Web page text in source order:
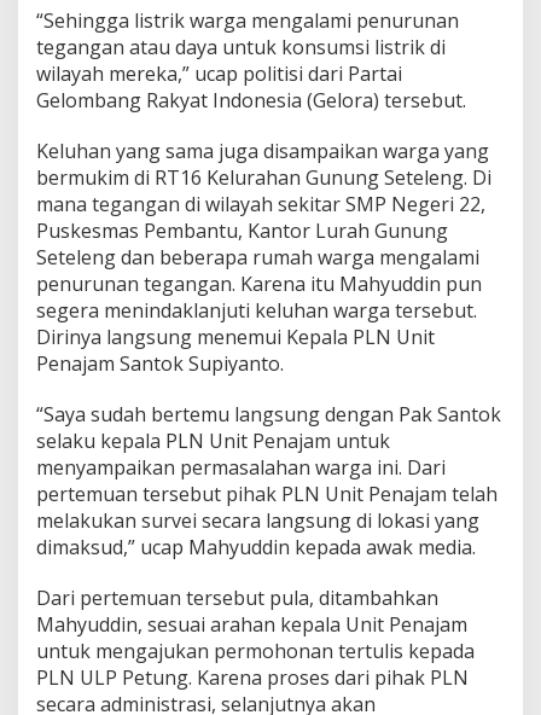
“Sehingga listrik warga mengalami penurunan
tegangan atau daya untuk konsumsi listrik di
wilayah mereka,” ucap politisi dari Partai
Gelombang Rakyat Indonesia (Gelora) tersebut.
Keluhan yang sama juga disampaikan warga yang
bermukim di RT16 Kelurahan Gunung Seteleng. Di
mana tegangan di wilayah sekitar SMP Negeri 22,
Puskesmas Pembantu, Kantor Lurah Gunung
Seteleng dan beberapa rumah warga mengalami
penurunan tegangan. Karena itu Mahyuddin pun
segera menindaklanjuti keluhan warga tersebut.
Dirinya langsung menemui Kepala PLN Unit
Penajam Santok Supiyanto.
“Saya sudah bertemu langsung dengan Pak Santok
selaku kepala PLN Unit Penajam untuk
menyampaikan permasalahan warga ini. Dari
pertemuan tersebut pihak PLN Unit Penajam telah
melakukan survei secara langsung di lokasi yang
dimaksud,” ucap Mahyuddin kepada awak media.
Dari pertemuan tersebut pula, ditambahkan
Mahyuddin, sesuai arahan kepala Unit Penajam
untuk mengajukan permohonan tertulis kepada
PLN ULP Petung. Karena proses dari pihak PLN
secara administrasi, selanjutnya akan